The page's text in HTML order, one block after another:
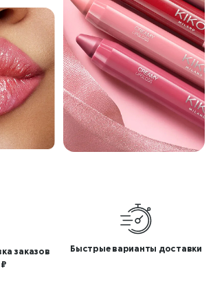
заказов
Быстрые варианты доставки